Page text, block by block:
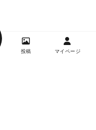
投稿 マイページ